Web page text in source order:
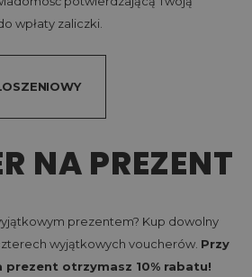
wpłaty zaliczki.
NA PREZENT
prezentem? Kup dowolny
wyjątkowych voucherów. Przy
prezent otrzymasz 10% rabatu!